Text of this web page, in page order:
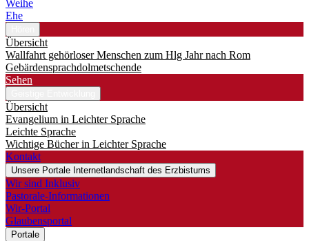
Weihe
Ehe
Übersicht
Wallfahrt gehörloser Menschen zum Hlg Jahr nach Rom
Gebärdensprachdolmetschende
Sehen
Übersicht
Evangelium in Leichter Sprache
Leichte Sprache
Wichtige Bücher in Leichter Sprache
Kontakt
Unsere Portale Internetlandschaft des Erzbistums
Wir sind Inklusiv
Pastorale-Informationen
Wir-Portal
Glaubensportal
Portale